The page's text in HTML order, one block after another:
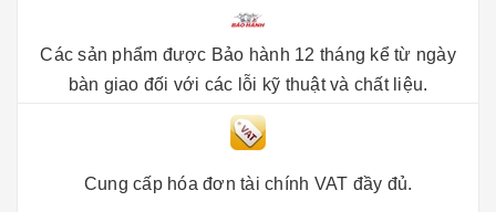
Các sản phẩm được Bảo hành 12 tháng kể từ ngày
bàn giao đối với các lỗi kỹ thuật và chất liệu.
Cung cấp hóa đơn tài chính VAT đầy đủ.